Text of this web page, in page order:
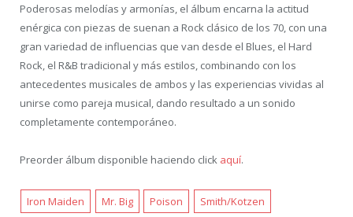
Poderosas melodías y armonías, el álbum encarna la actitud
enérgica con piezas de suenan a Rock clásico de los 70, con una
gran variedad de influencias que van desde el Blues, el Hard
Rock, el R&B tradicional y más estilos, combinando con los
antecedentes musicales de ambos y las experiencias vividas al
unirse como pareja musical, dando resultado a un sonido
completamente contemporáneo.
Preorder álbum disponible haciendo click aquí.
Iron Maiden Mr. Big Poison Smith/Kotzen